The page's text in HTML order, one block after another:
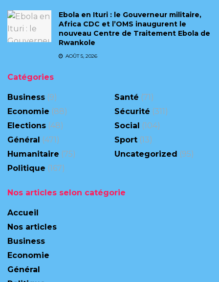
Ebola en Ituri : le Gouverneur militaire,
Africa CDC et l’OMS inaugurent le
nouveau Centre de Traitement Ebola de
Rwankole
AOÛT 5, 2026
Catégories
Business (9)
Economie (88)
Elections (48)
Général
(471)
Humanitaire (75)
Politique (167)
Santé (71)
Sécurité (311)
Social
(104)
Sport (13)
Uncategorized (95)
Nos articles selon catégorie
Accueil
Nos articles
Business
Economie
Général